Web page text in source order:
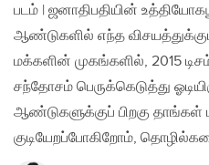
படம் | ஜனாதிபதியின்
ஆண்டுகளில் எந்த
மக்களின் முகங்களில், 2015
சந்தோசம் பெருக்கெடுத்து
ஆண்டுகளுக்குப் பிறகு தாங்கள்
குடியேறப்போகிறோம்,